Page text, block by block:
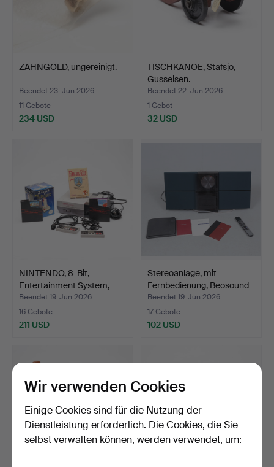
ZAHNGOLD, ungereinigt.
Beendet 23. Jun 2026
11 Gebote
234 USD
TISCHKANOE, Stafsjö,
Gusseisen.
Beendet 22. Jun 2026
1 Gebot
32 USD
NINTENDO, 8-Bit,
Entertainment System,
eur…
Beendet 19. Jun 2026
16 Gebote
211 USD
Stereoanlage, mit
Fernbedienung, Beosound
…
Beendet 19. Jun 2026
17 Gebote
102 USD
Wir verwenden Cookies
Einige Cookies sind für die Nutzung der
Dienstleistung erforderlich. Die Cookies, die Sie
selbst verwalten können, werden verwendet, um: